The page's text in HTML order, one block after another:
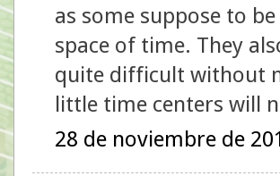
as some suppose to
space of time. They
quite difficult without
little time centers will
28 de noviembre de